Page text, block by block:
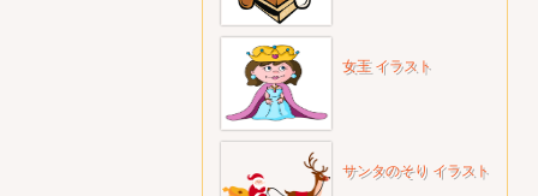
女王 イラスト
サンタのそり イラスト